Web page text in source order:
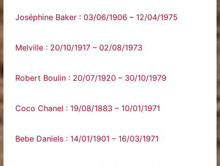
Joséphine Baker : 03/06/1906 – 12/04/1975
Melville : 20/10/1917 – 02/08/1973
Robert Boulin : 20/07/1920 – 30/10/1979
Coco Chanel : 19/08/1883 – 10/01/1971
Bebe Daniels : 14/01/1901 – 16/03/1971